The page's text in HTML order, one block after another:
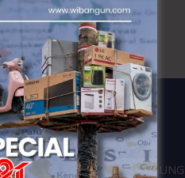
dari perusahaan CV. WIDIAGUNG